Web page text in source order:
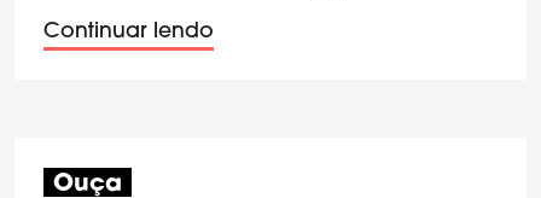
Continuar lendo
Ouça